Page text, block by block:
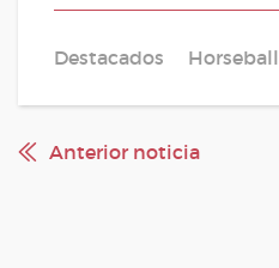
Destacados Horseball
Anterior noticia